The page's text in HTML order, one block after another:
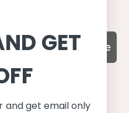
Subscribe
GET
and get email only